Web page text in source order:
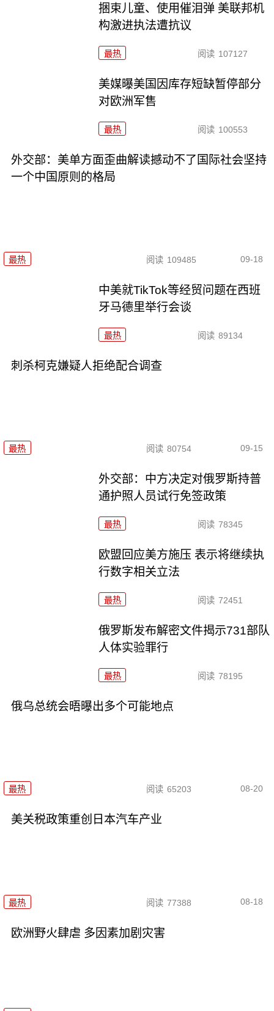
捆束儿童、使用催泪弹 美联邦机
构激进执法遭抗议
最热 阅读 107127
美媒曝美国因库存短缺暂停部分
对欧洲军售
最热 阅读 100553
外交部：美单方面歪曲解读撼动不了国际社会坚持
一个中国原则的格局
最热 阅读 109485 09-18
中美就TikTok等经贸问题在西班
牙马德里举行会谈
最热 阅读 89134
刺杀柯克嫌疑人拒绝配合调查
最热 阅读 80754 09-15
外交部：中方决定对俄罗斯持普
通护照人员试行免签政策
最热 阅读 78345
欧盟回应美方施压 表示将继续执
行数字相关立法
最热 阅读 72451
俄罗斯发布解密文件揭示731部队
人体实验罪行
最热 阅读 78195
俄乌总统会晤曝出多个可能地点
最热 阅读 65203 08-20
美关税政策重创日本汽车产业
最热 阅读 77388 08-18
欧洲野火肆虐 多因素加剧灾害